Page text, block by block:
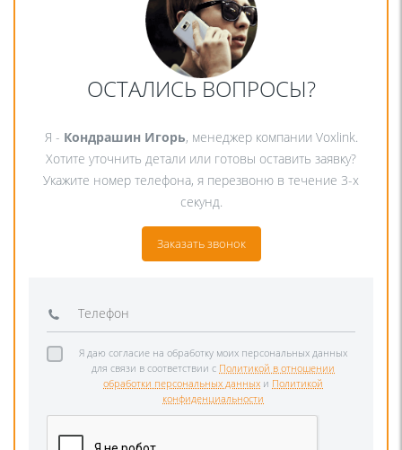
ОСТАЛИСЬ ВОПРОСЫ?
Я - Кондрашин Игорь, менеджер компании Voxlink.
Хотите уточнить детали или готовы оставить заявку?
Укажите номер телефона, я перезвоню в течение 3-х
секунд.
Заказать звонок
Я даю согласие на обработку моих персональных данных
для связи в соответствии с Политикой в отношении
обработки персональных данных и Политикой
конфиденциальности